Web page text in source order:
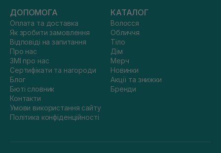
ДОПОМОГА
Оплата та доставка
Як зробити замовлення
Відповіді на запитання
Про нас
ЗМІ про нас
Сертифікати та нагороди
Блог
Бюті словник
Контакти
Умови використання сайту
Політика конфіденційності
КАТАЛОГ
Волосся
Обличчя
Тіло
Дім
Мерч
Новинки
Акції та знижки
Бренди